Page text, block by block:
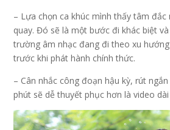
– Lựa chọn ca khúc mình thấy tâm
quay. Đó sẽ là một bước đi khác biệt
trường âm nhạc đang đi theo xu
trước khi phát hành chính thức.
– Cân nhắc công đoạn hậu kỳ, rút
phút sẽ dễ thuyết phục hơn là video